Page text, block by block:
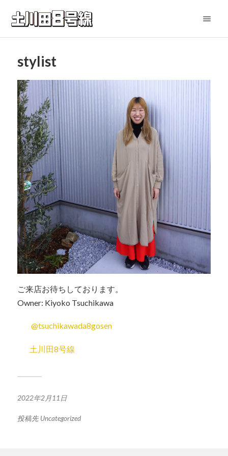
stylist
ご来店お待ちしております。
Owner: Kiyoko Tsuchikawa
@tsuchikawada8gosen
土川田8号線
2022年2月11日
投稿先 Uncategorized